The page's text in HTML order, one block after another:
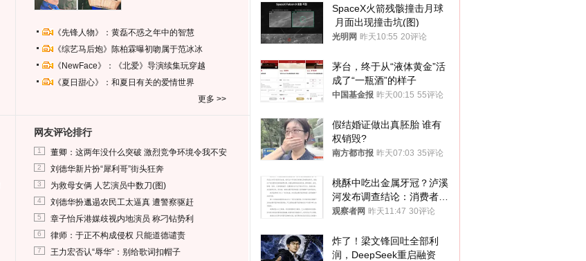
《先锋人物》：黄磊不惑之年中的智慧
《综艺马后炮》陈柏霖曝初吻属于范冰冰
《NewFace》：《北爱》导演续集玩穿越
《夏日甜心》：和夏日有关的爱情世界
更多 >>
网友评论排行
1 董卿：这两年没什么突破 激烈竞争环境令我不安
2 刘德华新片扮“犀利哥”街头狂奔
3 为救母女俩 人艺演员中数刀(图)
4 刘德华扮邋遢农民工太逼真 遭警察驱赶
5 章子怡斥港媒歧视内地演员 称刁钻势利
6 律师：于正不构成侵权 只能道德谴责
7 王力宏否认“辱华”：别给歌词扣帽子
SpaceX火箭残骸撞击月球
月面出现撞击坑(图)
光明网 昨天10:55 20评论
茅台，终于从“液体黄金”活
成了“一瓶酒”的样子
中国基金报 昨天00:15 55评论
假结婚证做出真胚胎 谁有
权销毁?
南方都市报 昨天07:03 35评论
桃酥中吃出金属牙冠？泸溪
河发布调查结论：消费者已
澄清，所发视频情况不属实
观察者网 昨天11:47 30评论
炸了！梁文锋回吐全部利
润，DeepSeek重启融资